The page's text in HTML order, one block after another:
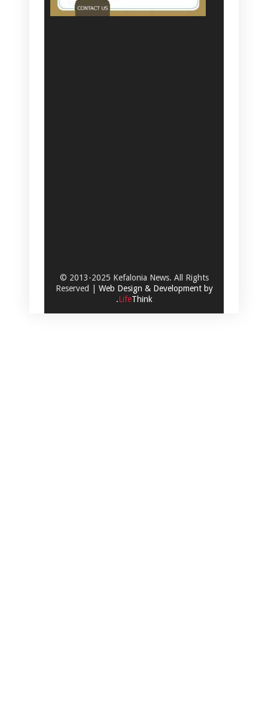
© 2013-2025 Kefalonia News. All Rights
Reserved | Web Design & Development by
.LifeThink